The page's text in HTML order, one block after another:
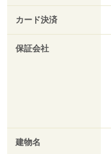
カード決済
保証会社
建物名